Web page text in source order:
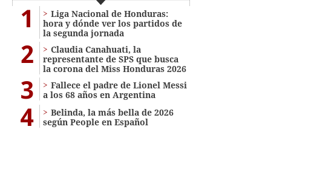
1
Liga Nacional de Honduras:
hora y dónde ver los partidos de
la segunda jornada
2
Claudia Canahuati, la
representante de SPS que busca
la corona del Miss Honduras 2026
3
Fallece el padre de Lionel Messi
a los 68 años en Argentina
4
Belinda, la más bella de 2026
según People en Español